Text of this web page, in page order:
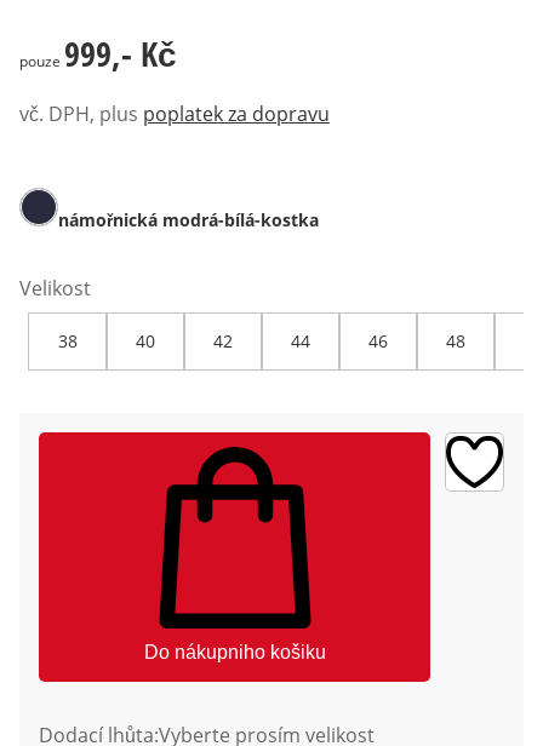
999,- Kč
pouze 999,- Kč
vč. DPH, plus poplatek za dopravu
námořnická modrá-bílá-kostka
Velikost
38 40 42 44 46 48
Do nákupniho košiku
Dodací lhůta:Vyberte prosím velikost